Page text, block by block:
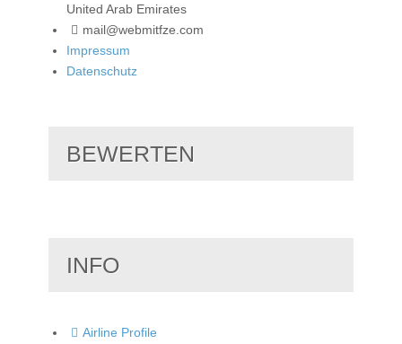
United Arab Emirates
mail@webmitfze.com
Impressum
Datenschutz
BEWERTEN
INFO
Airline Profile